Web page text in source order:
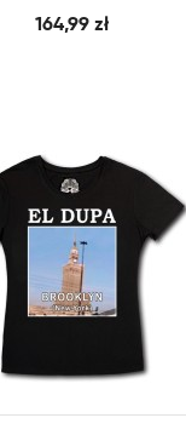
164,99 zł